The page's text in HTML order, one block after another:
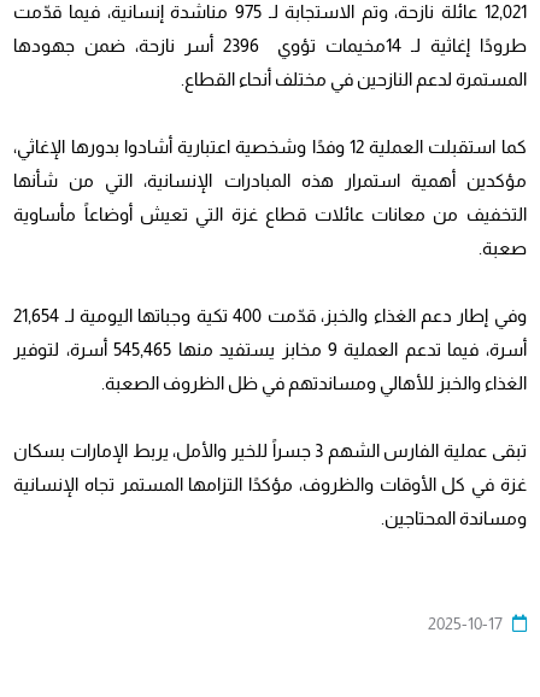
12,021 عائلة نازحة، وتم الاستجابة لـ 975 مناشدة إنسانية، فيما قدّمت
طرودًا إغاثية لـ 14مخيمات تؤوي 2396 أسر نازحة، ضمن جهودها
المستمرة لدعم النازحين في مختلف أنحاء القطاع.
كما استقبلت العملية 12 وفدًا وشخصية اعتبارية أشادوا بدورها الإغاثي،
مؤكدين أهمية استمرار هذه المبادرات الإنسانية، التي من شأنها
التخفيف من معانات عائلات قطاع غزة التي تعيش أوضاعاً مأساوية
صعبة.
وفي إطار دعم الغذاء والخبز، قدّمت 400 تكية وجباتها اليومية لـ 21,654
أسرة، فيما تدعم العملية 9 مخابز يستفيد منها 545,465 أسرة، لتوفير
الغذاء والخبز للأهالي ومساندتهم في ظل الظروف الصعبة.
تبقى عملية الفارس الشهم 3 جسراً للخير والأمل، يربط الإمارات بسكان
غزة في كل الأوقات والظروف، مؤكدًا التزامها المستمر تجاه الإنسانية
ومساندة المحتاجين.
2025-10-17